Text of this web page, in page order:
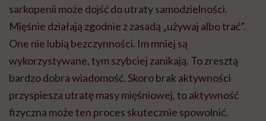
sarkopenii może dojść do utraty samodzielności.
Mięśnie działają zgodnie z zasadą „używaj albo trać”.
One nie lubią bezczynności. Im mniej są
wykorzystywane, tym szybciej zanikają. To zresztą
bardzo dobra wiadomość. Skoro brak aktywności
przyspiesza utratę masy mięśniowej, to aktywność
fizyczna może ten proces skutecznie spowolnić.